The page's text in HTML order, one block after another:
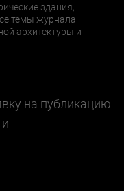
здания,
темы журнала
архитектуры и
на публикацию